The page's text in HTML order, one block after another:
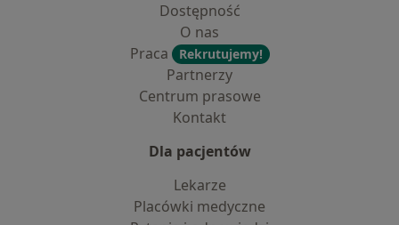
Dostępność
O nas
Praca
Rekrutujemy!
Partnerzy
Centrum prasowe
Kontakt
Dla pacjentów
Lekarze
Placówki medyczne